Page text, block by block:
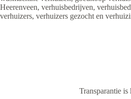
Heerenveen, verhuisbedrijven,
verhuizers, verhuizers gezocht en
Transparantie is